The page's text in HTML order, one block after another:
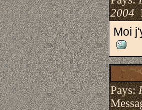
2004
Moi
Pays: